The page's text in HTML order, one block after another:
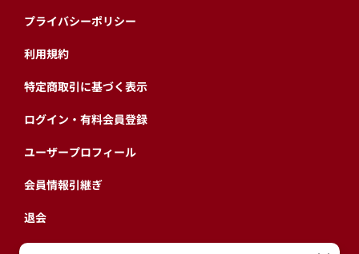
プライバシーポリシー
利用規約
特定商取引に基づく表示
ログイン・有料会員登録
ユーザープロフィール
会員情報引継ぎ
退会